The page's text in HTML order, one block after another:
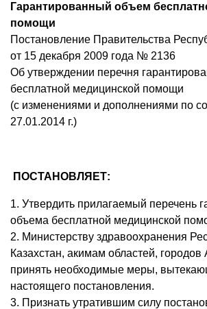
Гарантированный объем
помощи
Постановление Правительства
от 15 декабря 2009 года № 2136
Об утверждении перечня
бесплатной медицинской помощи
(с изменениями и дополнениями по
27.01.2014 г.)
ПОСТАНОВЛЯЕТ:
1. Утвердить прилагаемый перечень
объема бесплатной медицинской
2. Министерству здравоохранения
Казахстан, акимам областей,
принять необходимые меры,
настоящего постановления.
3. Признать утратившим силу